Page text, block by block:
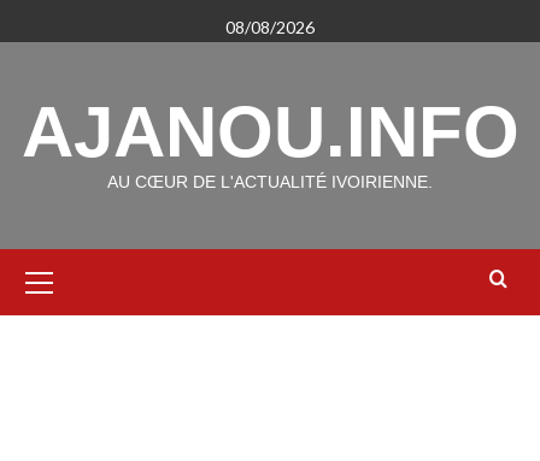
au
08/08/2026
AJANOU.INFO
AU CŒUR DE L'ACTUALITÉ IVOIRIENNE.
principal